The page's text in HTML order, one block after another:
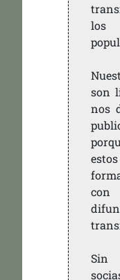
los
son
nos
Sin